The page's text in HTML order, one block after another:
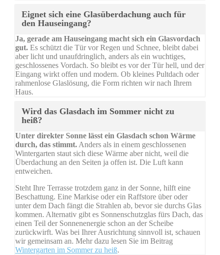
Eignet sich eine Glasüberdachung auch für
den Hauseingang?
Ja, gerade am Hauseingang macht sich ein Glasvordach
gut. Es schützt die Tür vor Regen und Schnee, bleibt dabei
aber licht und unaufdringlich, anders als ein wuchtiges,
geschlossenes Vordach. So bleibt es vor der Tür hell, und der
Eingang wirkt offen und modern. Ob kleines Pultdach oder
rahmenlose Glaslösung, die Form richten wir nach Ihrem
Haus.
Wird das Glasdach im Sommer nicht zu
heiß?
Unter direkter Sonne lässt ein Glasdach schon Wärme
durch, das stimmt. Anders als in einem geschlossenen
Wintergarten staut sich diese Wärme aber nicht, weil die
Überdachung an den Seiten ja offen ist. Die Luft kann
entweichen.
Steht Ihre Terrasse trotzdem ganz in der Sonne, hilft eine
Beschattung. Eine Markise oder ein Raffstore über oder
unter dem Dach fängt die Strahlen ab, bevor sie durchs Glas
kommen. Alternativ gibt es Sonnenschutzglas fürs Dach, das
einen Teil der Sonnenenergie schon an der Scheibe
zurückwirft. Was bei Ihrer Ausrichtung sinnvoll ist, schauen
wir gemeinsam an. Mehr dazu lesen Sie im Beitrag
Wintergarten im Sommer zu heiß.